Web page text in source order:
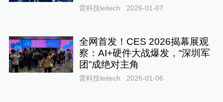
雷科技leitech 2026-01-07
全网首发！CES 2026揭幕展观
察：AI+硬件大战爆发，“深圳军
团”成绝对主角
雷科技leitech 2026-01-06